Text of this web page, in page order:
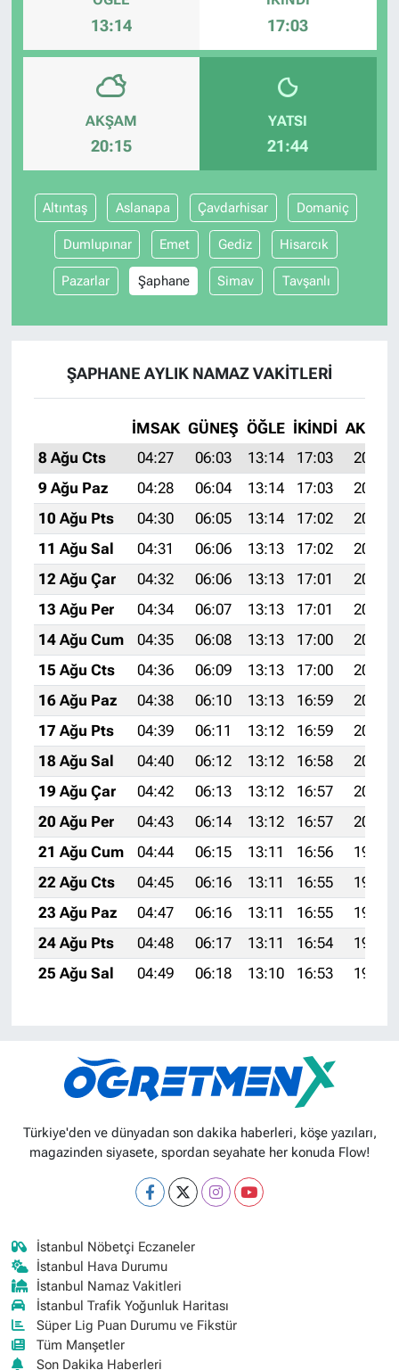
13:14 17:03
AKŞAM
20:15
YATSI
21:44
Altıntaş Aslanapa Çavdarhisar Domaniç
Dumlupınar Emet Gediz Hisarcık
Pazarlar Şaphane Simav Tavşanlı
ŞAPHANE AYLIK NAMAZ VAKITLERI
İMSAK GÜNEŞ ÖĞLE İKINDI AKŞAM
8 Ağu Cts
04:27 06:03 13:14 17:03
20:15
9 Ağu Paz
04:28 06:04 13:14 17:03
20:14
10 Ağu Pts
04:30 06:05 13:14 17:02
20:13
11 Ağu Sal
04:31 06:06 13:13 17:02
20:11
12 Ağu Çar
04:32 06:06 13:13 17:01
20:10
13 Ağu Per
04:34 06:07 13:13 17:01
20:09
14 Ağu Cum
04:35 06:08 13:13 17:00
20:08
15 Ağu Cts
04:36 06:09 13:13 17:00
20:06
16 Ağu Paz
04:38 06:10 13:13 16:59
20:05
17 Ağu Pts
04:39 06:11 13:12 16:59
20:04
18 Ağu Sal
04:40 06:12 13:12 16:58
20:02
19 Ağu Çar
04:42 06:13 13:12 16:57
20:01
20 Ağu Per
04:43 06:14 13:12 16:57
20:00
21 Ağu Cum
04:44 06:15 13:11 16:56
19:58
22 Ağu Cts
04:45 06:16 13:11 16:55
19:57
23 Ağu Paz
04:47 06:16 13:11 16:55
19:55
24 Ağu Pts
04:48 06:17 13:11 16:54
19:54
25 Ağu Sal
04:49 06:18 13:10 16:53 19:52
Türkiye'den ve dünyadan son dakika haberleri, köşe yazıları,
magazinden siyasete, spordan seyahate her konuda Flow!
İstanbul Nöbetçi Eczaneler
İstanbul Hava Durumu
İstanbul Namaz Vakitleri
İstanbul Trafik Yoğunluk Haritası
Süper Lig Puan Durumu ve Fikstür
Tüm Manşetler
Son Dakika Haberleri